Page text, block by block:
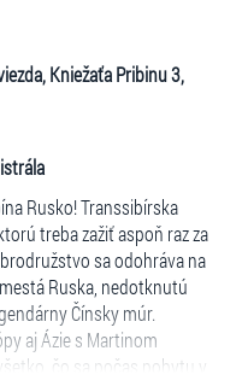
Kniežaťa Pribinu 3,
Rusko! Transsibírska
treba zažiť aspoň raz za
sa odohráva na
Ruska, nedotknutú
Čínsky múr.
aj Ázie s Martinom
čo sa počas pobytu v